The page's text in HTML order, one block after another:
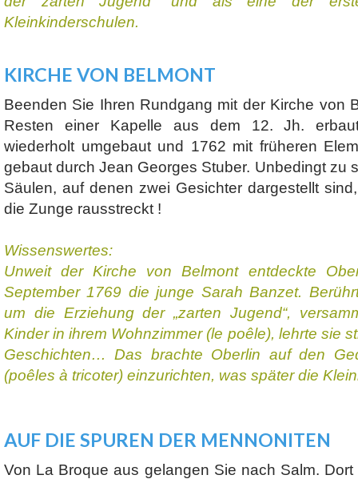
Kleinkinderschulen.
KIRCHE VON BELMONT
Beenden Sie Ihren Rundgang mit der Kirche von
Resten einer Kapelle aus dem 12. Jh.
wiederholt umgebaut und 1762 mit früheren
gebaut durch Jean Georges Stuber. Unbedingt zu
Säulen, auf denen zwei Gesichter dargestellt
die Zunge rausstreckt !
Wissenswertes:
Unweit der Kirche von Belmont entdeckte
September 1769 die junge Sarah Banzet.
um die Erziehung der „zarten Jugend“,
Kinder in ihrem Wohnzimmer (le poêle), lehrte sie
Geschichten… Das brachte Oberlin auf den
(poêles à tricoter) einzurichten, was später die
AUF DIE SPUREN DER MENNONITEN
Von La Broque aus gelangen Sie nach Salm.